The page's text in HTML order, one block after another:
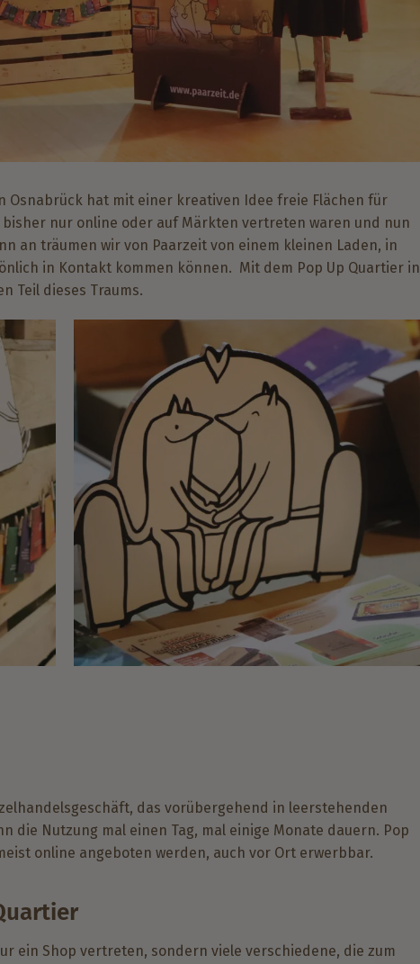
Osnabrück hat mit einer kreativen Idee freie Flächen für
nur online oder auf Märkten vertreten waren und nun
an träumen wir von Paarzeit von einem kleinen Laden, in
in Kontakt kommen können. Mit dem Pop Up Quartier in
Teil dieses Traums.
das vorübergehend in leerstehenden
die Nutzung mal einen Tag, mal einige Monate dauern. Pop
online angeboten werden, auch vor Ort erwerbbar.
ein Shop vertreten, sondern viele verschiedene, die zum